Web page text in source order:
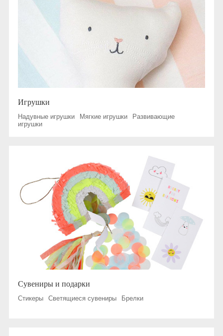
Игрушки
Надувные игрушки Мягкие игрушки
Развивающие
игрушки
Сувениры и подарки
Стикеры Светящиеся сувениры Брелки